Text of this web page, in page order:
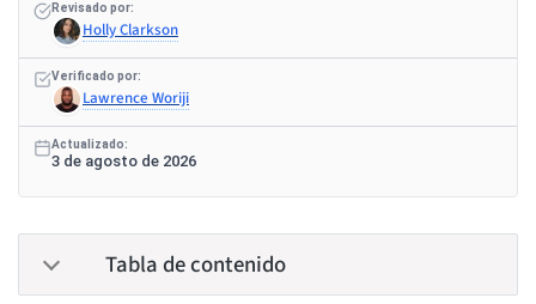
Revisado por:
Holly Clarkson
Verificado por:
Lawrence Woriji
Actualizado:
3 de agosto de 2026
Tabla de contenido